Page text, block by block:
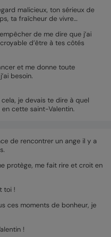
malicieux, ton sérieux de
ta fraîcheur de vivre…
de me dire que j’ai
d’être à tes côtés
et me donne toute
besoin.
je devais te dire à quel
en cette saint-Valentin.
de rencontrer un ange il y a
protège, me fait rire et croit en
toi !
ces moments de bonheur, je
!